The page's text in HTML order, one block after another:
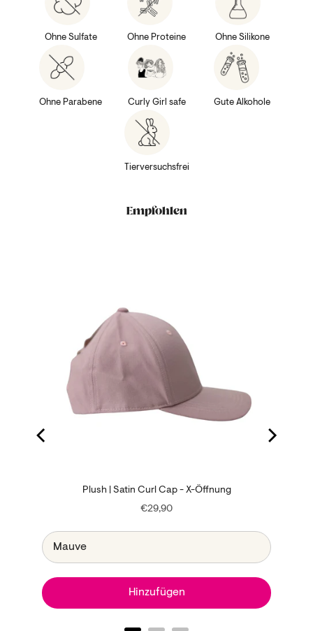
Ohne Sulfate Ohne Proteine Ohne Silikone
Ohne Parabene Curly Girl safe Gute Alkohole
Tierversuchsfrei
Empfohlen
Plush | Satin Curl Cap - X-Öffnung
Price
€29,90
Hinzufügen